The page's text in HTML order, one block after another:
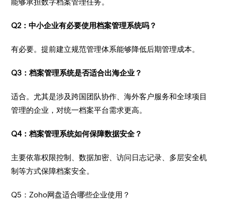
能够承担数字档案管理任务。
Q2：中小企业有必要使用档案管理系统吗？
有必要。提前建立规范管理体系能够降低后期管理成本。
Q3：档案管理系统是否适合出海企业？
适合。尤其是涉及跨国团队协作、海外客户服务和全球项目
管理的企业，对统一档案平台需求更高。
Q4：档案管理系统如何保障数据安全？
主要依靠权限控制、数据加密、访问日志记录、多层安全机
制等方式保障档案安全。
Q5：Zoho网盘适合哪些企业使用？